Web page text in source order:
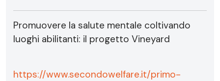
Promuovere la salute mentale coltivando
luoghi abilitanti: il progetto Vineyard
https://www.secondowelfare.it/primo-